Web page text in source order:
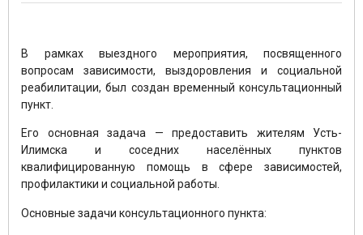
В рамках выездного мероприятия, посвященного
вопросам зависимости, выздоровления и социальной
реабилитации, был создан временный консультационный
пункт.
Его основная задача — предоставить жителям Усть-
Илимска и соседних населённых пунктов
квалифицированную помощь в сфере зависимостей,
профилактики и социальной работы.
Основные задачи консультационного пункта: